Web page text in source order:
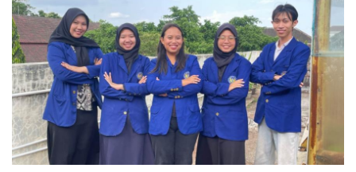
LINGKUNGAN
UNTUK
KENDALIKAN
HAMA
PERTANIAN